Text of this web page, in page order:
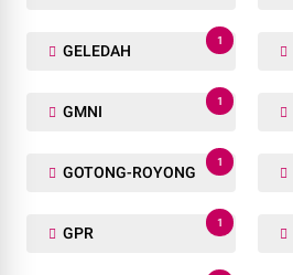
GELEDAH
1
GMNI
1
GOTONG-ROYONG
1
GPR
1